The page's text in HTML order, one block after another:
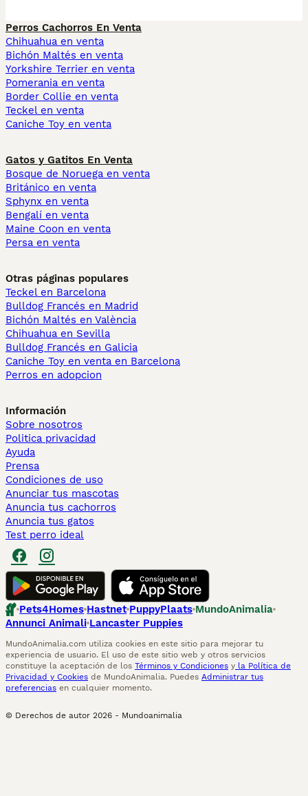
Perros Cachorros En Venta
Chihuahua en venta
Bichón Maltés en venta
Yorkshire Terrier en venta
Pomerania en venta
Border Collie en venta
Teckel en venta
Caniche Toy en venta
Gatos y Gatitos En Venta
Bosque de Noruega en venta
Británico en venta
Sphynx en venta
Bengalí en venta
Maine Coon en venta
Persa en venta
Otras páginas populares
Teckel en Barcelona
Bulldog Francés en Madrid
Bichón Maltés en València
Chihuahua en Sevilla
Bulldog Francés en Galicia
Caniche Toy en venta en Barcelona
Perros en adopcion
Información
Sobre nosotros
Politica privacidad
Ayuda
Prensa
Condiciones de uso
Anunciar tus mascotas
Anuncia tus cachorros
Anuncia tus gatos
Test perro ideal
Pets4Homes Hastnet PuppyPlaats MundoAnimalia
Annunci Animali Lancaster Puppies
MundoAnimalia.com utiliza cookies en este sitio para mejorar tu
experiencia de usuario. El uso de este sitio web y otros servicios
constituye la aceptación de los Términos y Condiciones y la Política de
Privacidad y Cookies de MundoAnimalia. Puedes Administrar tus
preferencias en cualquier momento.
© Derechos de autor 2026 - Mundoanimalia